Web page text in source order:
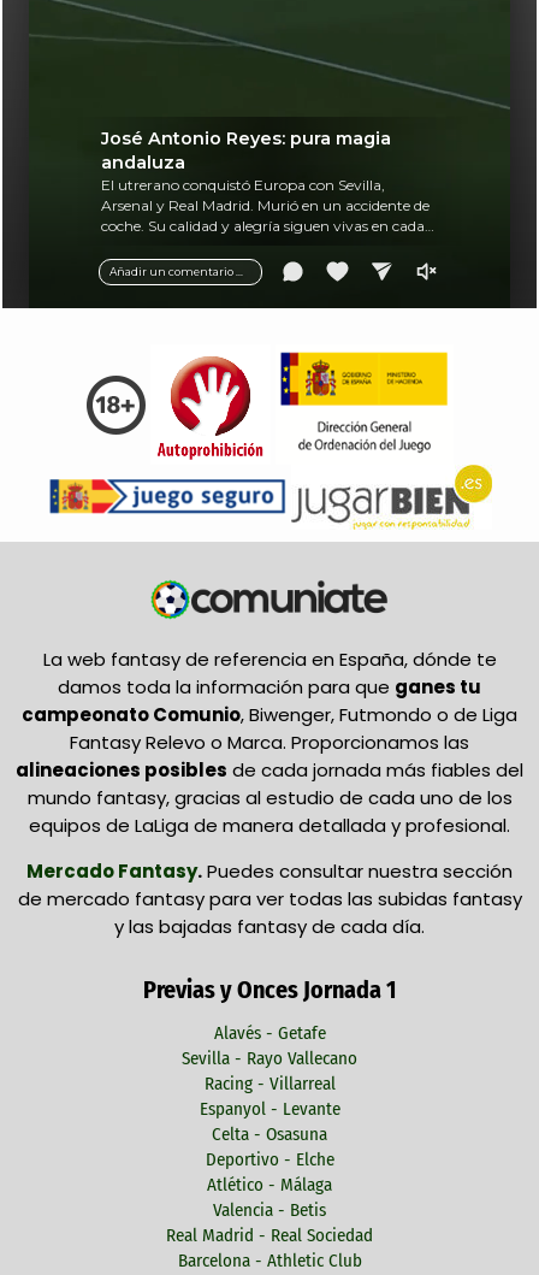
Añadir un comentario ...
José Antonio Reyes: pura magia
andaluza
El utrerano conquistó Europa con Sevilla,
Arsenal y Real Madrid. Murió en un accidente de
coche. Su calidad y alegría siguen vivas en cada
La web fantasy de referencia en España, dónde te
damos toda la información para que ganes tu
campeonato Comunio, Biwenger, Futmondo o de Liga
Fantasy Relevo o Marca. Proporcionamos las
alineaciones posibles de cada jornada más fiables del
mundo fantasy, gracias al estudio de cada uno de los
equipos de LaLiga de manera detallada y profesional.
Mercado Fantasy.Puedes consultar nuestra sección
de mercado fantasy para ver todas las subidas fantasy
y las bajadas fantasy de cada día.
Previas y Onces Jornada 1
Alavés - Getafe
Sevilla - Rayo Vallecano
Racing - Villarreal
Espanyol - Levante
Celta - Osasuna
Deportivo - Elche
Atlético - Málaga
Valencia - Betis
Real Madrid - Real Sociedad
Barcelona - Athletic Club